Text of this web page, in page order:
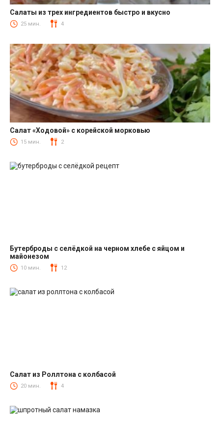
Салаты
Салаты из трех ингредиентов быстро и вкусно
25 мин. 4
Салаты с корейской морковкой
Салат «Ходовой» с корейской морковью
15 мин. 2
Закуски
Бутерброды с селёдкой на черном хлебе с яйцом и
майонезом
10 мин. 12
Салаты с колбасой
Салат из Роллтона с колбасой
20 мин. 4